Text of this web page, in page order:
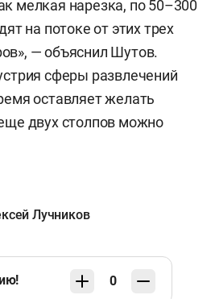
мелкая нарезка, по 50–300
на потоке от этих трех
— объяснил Шутов.
сферы развлечений
оставляет желать
двух столпов можно
Лучников
0